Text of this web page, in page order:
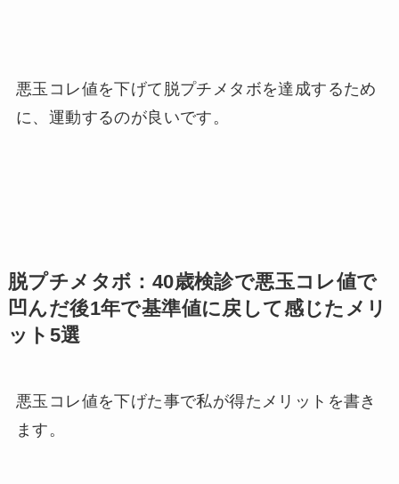
悪玉コレ値を下げて脱プチメタボを達成するため
に、運動するのが良いです。
脱プチメタボ：40歳検診で悪玉コレ値で
凹んだ後1年で基準値に戻して感じたメリ
ット5選
悪玉コレ値を下げた事で私が得たメリットを書き
ます。